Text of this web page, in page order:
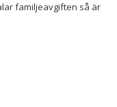
familjeavgiften så är